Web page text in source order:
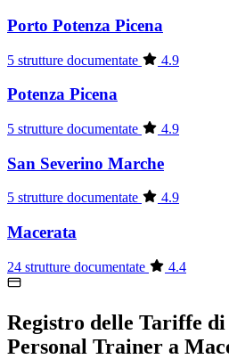
Porto Potenza Picena
5 strutture documentate 4.9
Potenza Picena
5 strutture documentate 4.9
San Severino Marche
5 strutture documentate 4.9
Macerata
24 strutture documentate 4.4
Registro delle Tariffe di
Personal Trainer a